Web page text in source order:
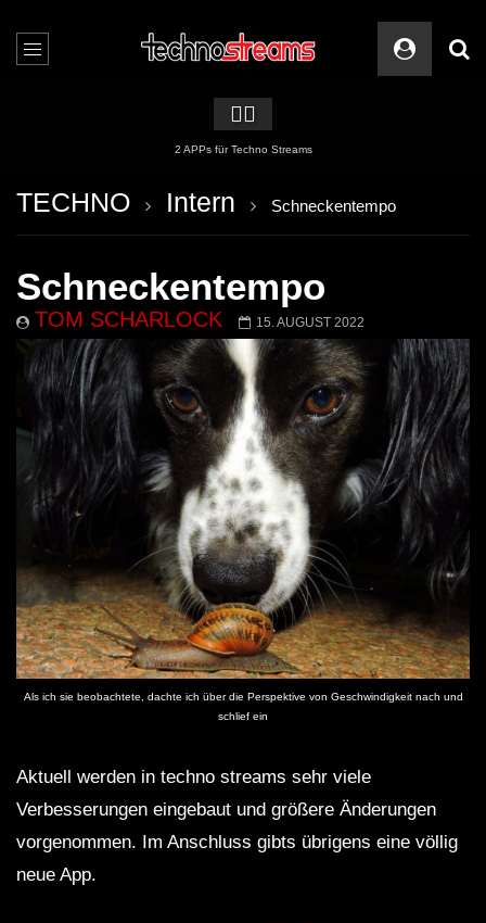
🏳️‍🌈
2 APPs für Techno Streams
TECHNO Intern Schneckentempo
Schneckentempo
TOM SCHARLOCK 15. AUGUST 2022
Als ich sie beobachtete, dachte ich über die Perspektive von Geschwindigkeit nach und
schlief ein
Aktuell werden in techno streams sehr viele
Verbesserungen eingebaut und größere Änderungen
vorgenommen. Im Anschluss gibts übrigens eine völlig
neue App.